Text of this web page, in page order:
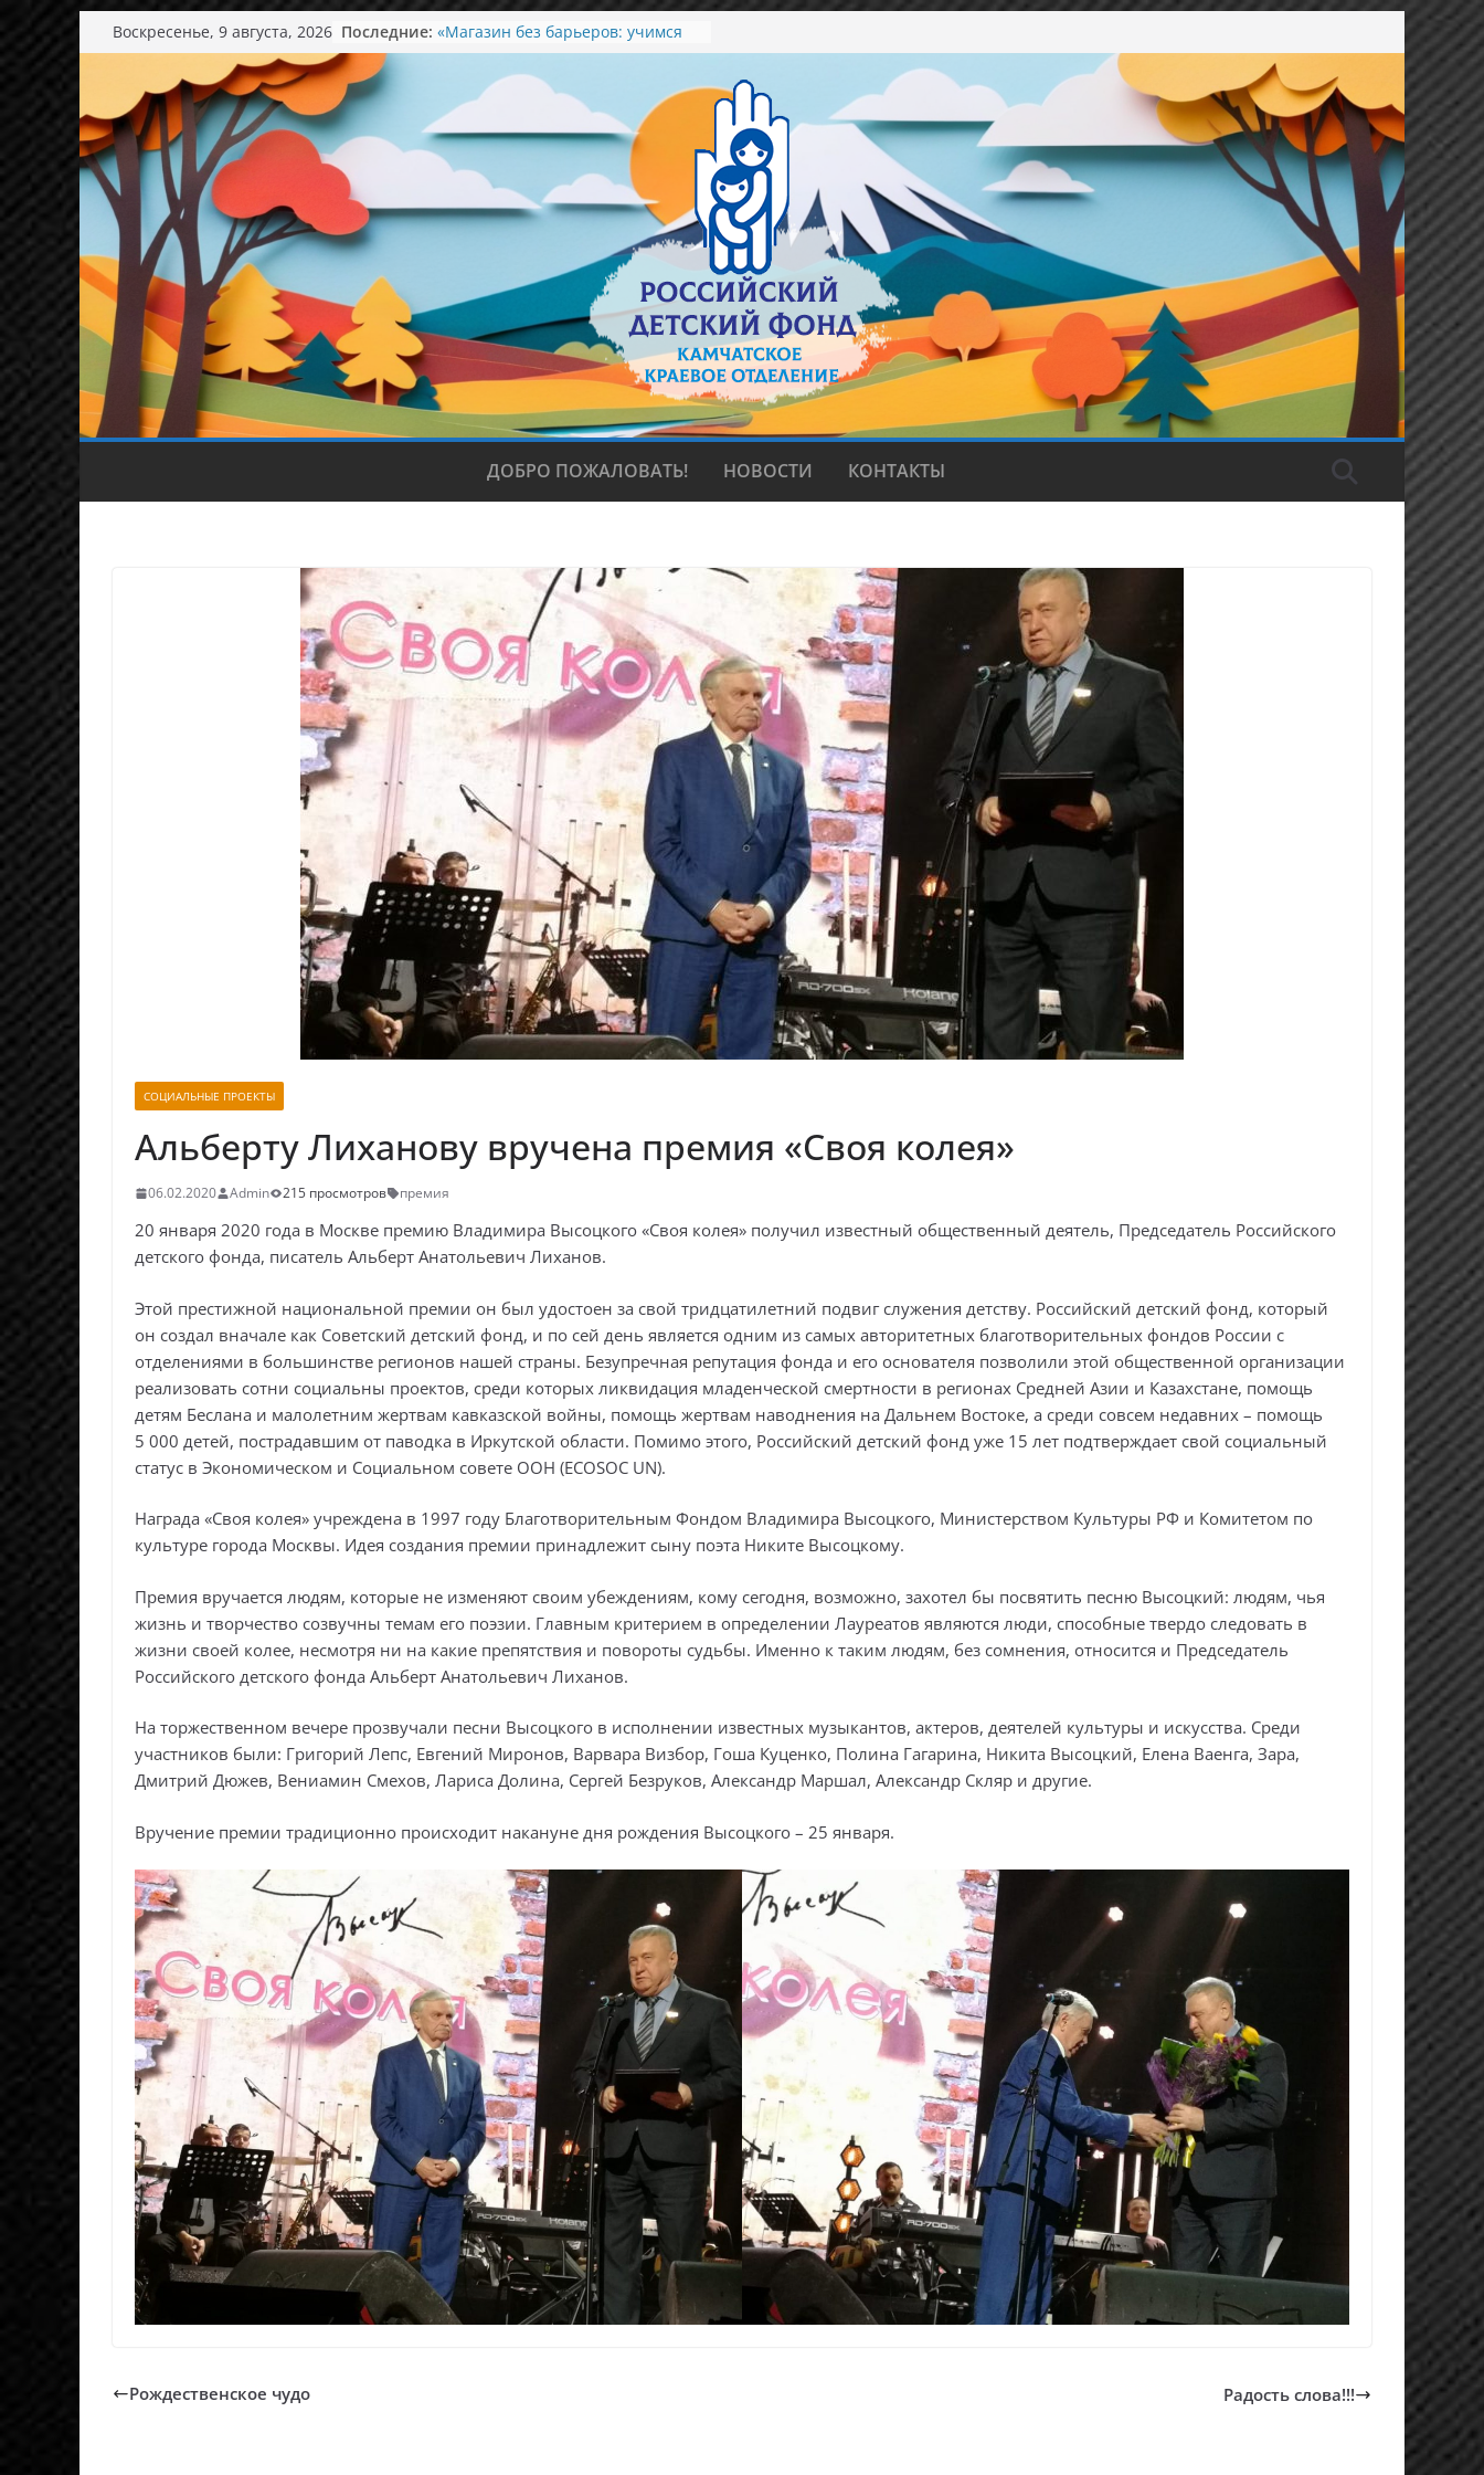
Перейти
к
содержимому
Воскресенье, 9 августа, 2026 Последние: «Магазин без барьеров: учимся
понимать и договариваться»
День семьи, любви и верности
Экскурсия в мир красоты
Ароматный зеленый вкус лета.
Концерт в колледже искусств
ДОБРО ПОЖАЛОВАТЬ! НОВОСТИ КОНТАКТЫ
СОЦИАЛЬНЫЕ ПРОЕКТЫ
Альберту Лиханову вручена премия «Своя колея»
06.02.2020 Admin 215 просмотров премия
20 января 2020 года в Москве премию Владимира Высоцкого «Своя колея» получил известный общественный деятель, Председатель Российского
детского фонда, писатель Альберт Анатольевич Лиханов.
Этой престижной национальной премии он был удостоен за свой тридцатилетний подвиг служения детству. Российский детский фонд, который
он создал вначале как Советский детский фонд, и по сей день является одним из самых авторитетных благотворительных фондов России с
отделениями в большинстве регионов нашей страны. Безупречная репутация фонда и его основателя позволили этой общественной организации
реализовать сотни социальны проектов, среди которых ликвидация младенческой смертности в регионах Средней Азии и Казахстане, помощь
детям Беслана и малолетним жертвам кавказской войны, помощь жертвам наводнения на Дальнем Востоке, а среди совсем недавних – помощь
5 000 детей, пострадавшим от паводка в Иркутской области. Помимо этого, Российский детский фонд уже 15 лет подтверждает свой социальный
статус в Экономическом и Социальном совете ООН (ECOSOC UN).
Награда «Своя колея» учреждена в 1997 году Благотворительным Фондом Владимира Высоцкого, Министерством Культуры РФ и Комитетом по
культуре города Москвы. Идея создания премии принадлежит сыну поэта Никите Высоцкому.
Премия вручается людям, которые не изменяют своим убеждениям, кому сегодня, возможно, захотел бы посвятить песню Высоцкий: людям, чья
жизнь и творчество созвучны темам его поэзии. Главным критерием в определении Лауреатов являются люди, способные твердо следовать в
жизни своей колее, несмотря ни на какие препятствия и повороты судьбы. Именно к таким людям, без сомнения, относится и Председатель
Российского детского фонда Альберт Анатольевич Лиханов.
На торжественном вечере прозвучали песни Высоцкого в исполнении известных музыкантов, актеров, деятелей культуры и искусства. Среди
участников были: Григорий Лепс, Евгений Миронов, Варвара Визбор, Гоша Куценко, Полина Гагарина, Никита Высоцкий, Елена Ваенга, Зара,
Дмитрий Дюжев, Вениамин Смехов, Лариса Долина, Сергей Безруков, Александр Маршал, Александр Скляр и другие.
Вручение премии традиционно происходит накануне дня рождения Высоцкого – 25 января.
Рождественское чудо Радость слова!!!